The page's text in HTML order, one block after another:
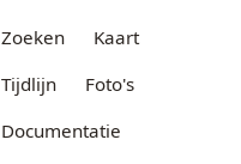
Zoeken
Kaart
Tijdlijn
Foto's
Documentatie